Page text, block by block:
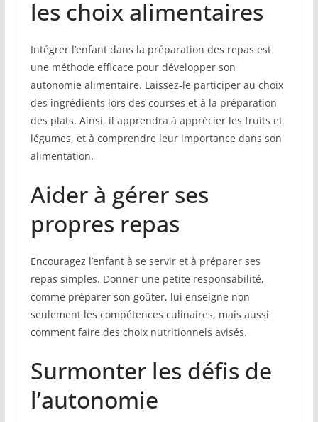
les choix alimentaires
Intégrer l’enfant dans la préparation des repas est
une méthode efficace pour développer son
autonomie alimentaire. Laissez-le participer au choix
des ingrédients lors des courses et à la préparation
des plats. Ainsi, il apprendra à apprécier les fruits et
légumes, et à comprendre leur importance dans son
alimentation.
Aider à gérer ses
propres repas
Encouragez l’enfant à se servir et à préparer ses
repas simples. Donner une petite responsabilité,
comme préparer son goûter, lui enseigne non
seulement les compétences culinaires, mais aussi
comment faire des choix nutritionnels avisés.
Surmonter les défis de
l’autonomie